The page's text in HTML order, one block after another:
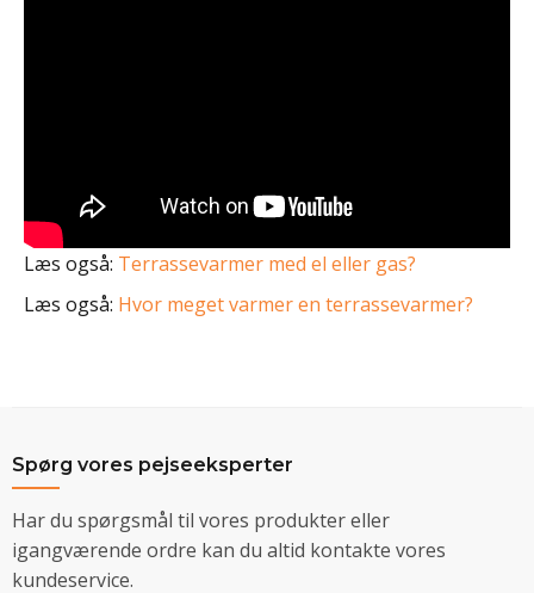
Læs også: Terrassevarmer med el eller gas?
Læs også: Hvor meget varmer en terrassevarmer?
Spørg vores pejseeksperter
Har du spørgsmål til vores produkter eller
igangværende ordre kan du altid kontakte vores
kundeservice.